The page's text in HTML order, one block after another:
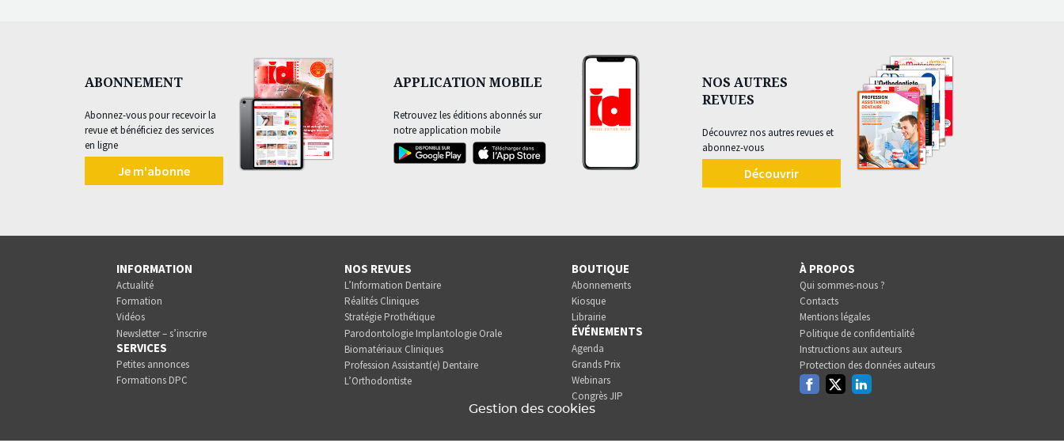
ABONNEMENT
Abonnez-vous pour recevoir la
revue et bénéficiez des services
en ligne
Je m'abonne
APPLICATION MOBILE
Retrouvez les éditions abonnés sur
notre application mobile
NOS AUTRES
REVUES
Découvrez nos autres revues et
abonnez-vous
Découvrir
INFORMATION
Actualité
Formation
Vidéos
Newsletter – s’inscrire
SERVICES
Petites annonces
Formations DPC
NOS REVUES
L’Information Dentaire
Réalités Cliniques
Stratégie Prothétique
Parodontologie Implantologie Orale
Biomatériaux Cliniques
Profession Assistant(e) Dentaire
L’Orthodontiste
BOUTIQUE
Abonnements
Kiosque
Librairie
ÉVÉNEMENTS
Agenda
Grands Prix
Webinars
Congrès JIP
À PROPOS
Qui sommes-nous ?
Contacts
Mentions légales
Politique de confidentialité
Instructions aux auteurs
Protection des données auteurs
FacebookTwitterLinkedin
Gestion des cookies